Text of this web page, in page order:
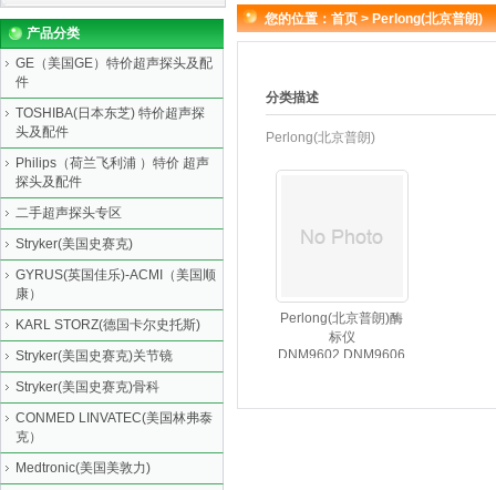
您的位置：首页>Perlong(北京普朗)
分类描述
Perlong(北京普朗)
Perlong(北京普朗)酶
标仪
DNM9602,DNM9606
产品分类
GE（美国GE）特价超声探头及配
件
TOSHIBA(日本东芝) 特价超声探
头及配件
Philips（荷兰飞利浦 ）特价 超声
探头及配件
二手超声探头专区
Stryker(美国史赛克)
GYRUS(英国佳乐)-ACMI（美国顺
康）
KARL STORZ(德国卡尔史托斯)
Stryker(美国史赛克)关节镜
Stryker(美国史赛克)骨科
CONMED LINVATEC(美国林弗泰
克）
Medtronic(美国美敦力)